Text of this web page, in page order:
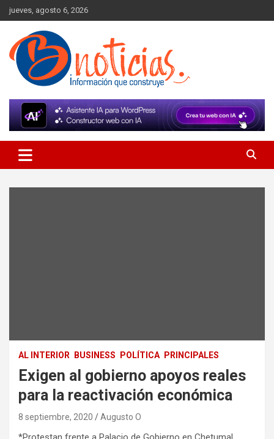
Skip
to
content
jueves, agosto 6, 2026
BNoticias
AL INTERIOR BUSINESS POLÍTICA PRINCIPALES
Exigen al gobierno apoyos reales
para la reactivación económica
8 septiembre, 2020 Augusto O